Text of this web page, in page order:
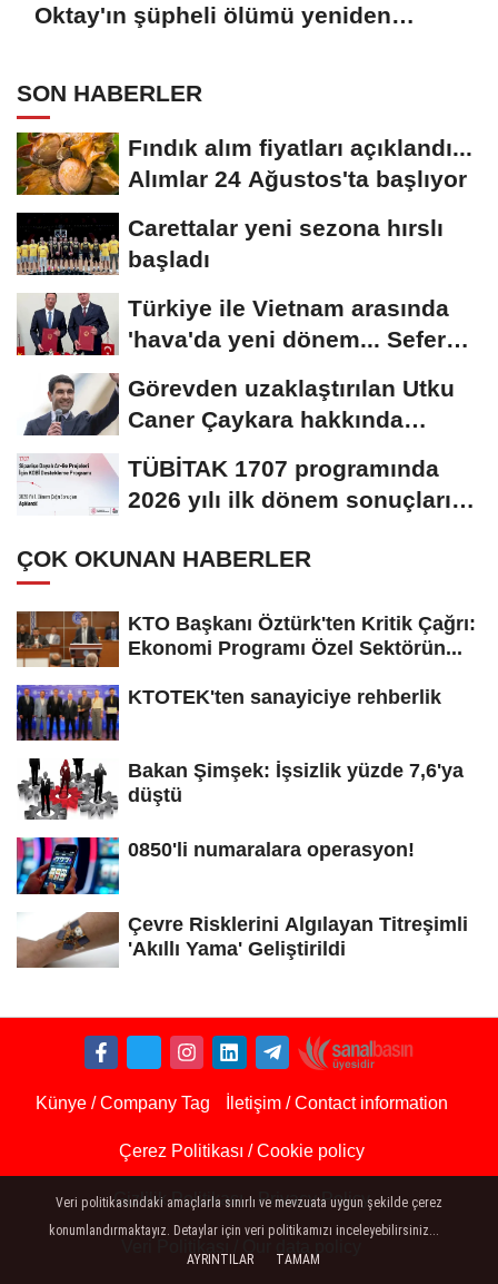
Oktay'ın şüpheli ölümü yeniden
SON HABERLER
Fındık alım fiyatları açıklandı...
Alımlar 24 Ağustos'ta başlıyor
Carettalar yeni sezona hırslı
başladı
Türkiye ile Vietnam arasında
'hava'da yeni dönem... Sefer
Görevden uzaklaştırılan Utku
Caner Çaykara hakkında
tahliye kararı
TÜBİTAK 1707 programında
2026 yılı ilk dönem sonuçları
ÇOK OKUNAN HABERLER
KTO Başkanı Öztürk'ten Kritik Çağrı:
Ekonomi Programı Özel Sektörün...
KTOTEK'ten sanayiciye rehberlik
Bakan Şimşek: İşsizlik yüzde 7,6'ya
düştü
0850'li numaralara operasyon!
Çevre Risklerini Algılayan Titreşimli
'Akıllı Yama' Geliştirildi
Künye / Company Tag İletişim / Contact information
Çerez Politikası / Cookie policy
Gizlilik Politikası - Privacy Policy
Veri politikasındaki amaçlarla sınırlı ve mevzuata uygun şekilde çerez
konumlandırmaktayız. Detaylar için veri politikamızı inceleyebilirsiniz...
AYRINTILAR
TAMAM